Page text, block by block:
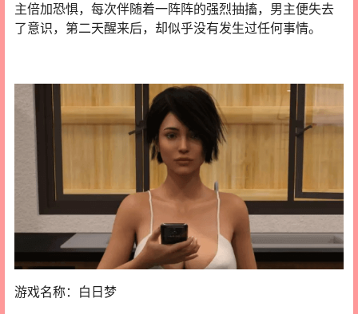
主倍加恐惧，每次伴随着一阵阵的强烈抽搐，男主便失去
了意识，第二天醒来后，却似乎没有发生过任何事情。
游戏名称：白日梦